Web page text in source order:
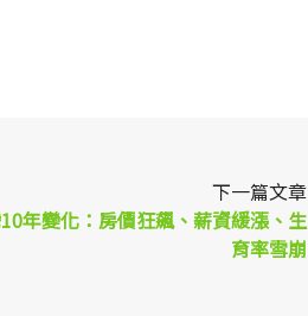
下一篇文章
年變化：房價狂飆、薪資緩漲、生
育率雪崩